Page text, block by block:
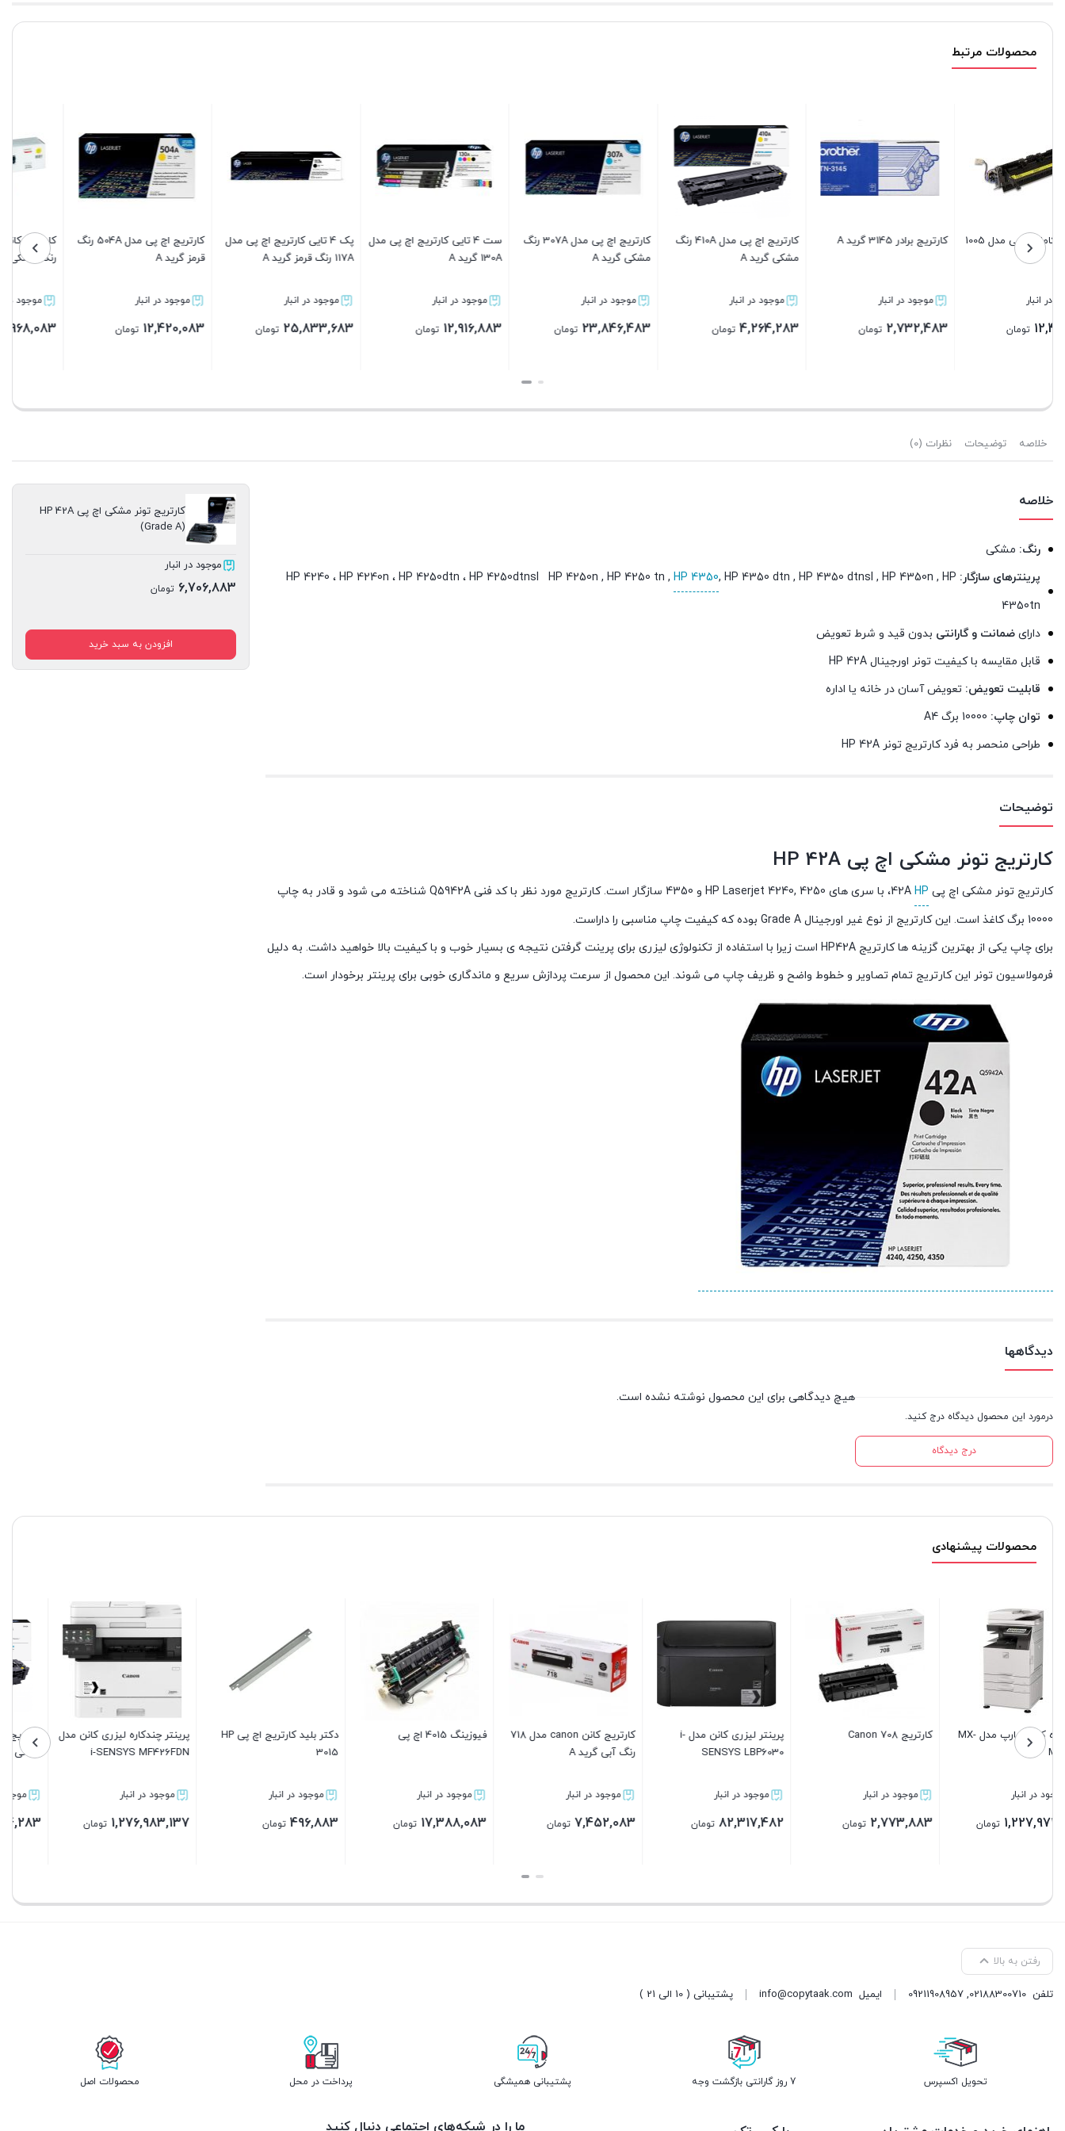
محصولات مرتبط
کارتریج اچ پی مدل 307A رنگ
مشکی گرید A
موجود در انبار
23,846,483 تومان
ست 4 تایی کارتریج اچ پی مدل
موجود در انبار
12,916,883
پک 4 تایی کارتریج اچ پی مدل
117A رنگ قرمز گرید A
موجود در انبار
25,833,683 تومان
کارتریج اچ پی مدل 504A رنگ
قرمز گرید A
موجود در انبار
12,420,083
کارتریج کانن canon مدل 716
رنگ مشکی گرید A
موجود در انبار
4,968,083
کارتریج اچ پی مدل 131A رنگ
زرد گرید A
موجود در انبار
3,726,083
فیلم فیوزینگ اچ پی لیزرجت
موجود در انبار
9,936,083
خلاصه توضیحات نظرات (0)
خلاصه
رنگ: مشکی
پرینترهای سازگار:
HP 4350, HP 4350 dtn , HP 4350 dtnsl , HP 4350n , HP
4350tn
دارای ضمانت و گارانتی بدون قید و شرط تعویض
قابل مقایسه با کیفیت تونر اورجینال HP 42A
قابلیت تعویض: تعویض آسان در خانه یا اداره
توان چاپ:
طراحی منحصر به فرد کارتریج تونر HP 42A
توضیحات
کارتریج تونر مشکی اچ پی HP 42A
کارتریج تونر مشکی اچ پی HP
42A، با سری های HP Laserjet 4240, 4250 و 4350 سازگار است. کارتریج مورد نظر با کد فنی Q5942A شناخته می شود و قادر به چاپ
10000 برگ کاغذ است. این کارتریج از نوع غیر اورجینال Grade A بوده که کیفیت چاپ مناسبی را داراست.
برای چاپ یکی از بهترین گزینه ها کارتریج HP42A است زیرا با استفاده از تکنولوژی لیزری برای پرینت گرفتن نتیجه ی بسیار خوب و با کیفیت بالا خواهید داشت. به دلیل
فرمولاسیون تونر این کارتریج تمام تصاویر و خطوط واضح و ظریف چاپ می شوند. این محصول از سرعت پردازش سریع و ماندگاری خوبی برای پرینتر برخودار است.
دیدگاهها
درمورد این محصول دیدگاه درج کنید.
درج دیدگاه
هیچ دیدگاهی برای این محصول نوشته نشده است.
کارتریج تونر مشکی اچ پی HP 42A
(Grade A)
موجود در انبار
6,706,883 تومان
افزودن به سبد خرید
محصولات پیشنهادی
کارتریج کانن canon مدل 718
رنگ آبی گرید A
موجود در انبار
7,452,083 تومان
فیوزینگ 4015 اچ پی
موجود در انبار
17,388,083
دکتر بلید کارتریج اچ پی HP
3015
موجود در انبار
496,883 تومان
پرینتر چندکاره لیزری کانن مدل
i-SENSYS MF426FDN
موجود در انبار
1,276,983,137
کارتریج اچ پی مدل 410A رنگ
موجود در انبار
4,264,283
دولوپر شارپ مدل MX 500 AV
موجود در انبار
4,554,083
کارتریج اچ پی مدل 648A رنگ
زرد گرید A
موجود در انبار
12,668,483 تومان
رفتن به بالا
تلفن 02188300710
,
09211908957 ایمیل info@copytaak.com پشتیبانی ( 10 الی 21 )
تحویل اکسپرس 7 روز گارانتی بازگشت وجه پشتیبانی همیشگی پرداخت در محل محصولات اصل
ما را در شبکه‌های اجتماعی دنبال کنید